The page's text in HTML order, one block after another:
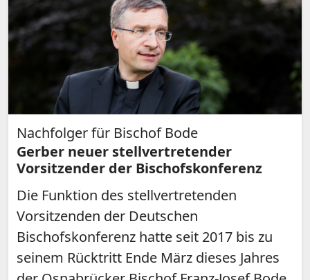
Nachfolger für Bischof Bode
Gerber neuer stellvertretender
Vorsitzender der Bischofskonferenz
Die Funktion des stellvertretenden
Vorsitzenden der Deutschen
Bischofskonferenz hatte seit 2017 bis zu
seinem Rücktritt Ende März dieses Jahres